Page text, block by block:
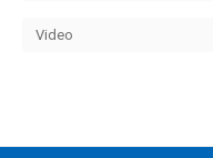
Video